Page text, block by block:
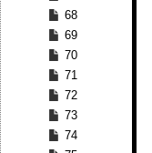
68
69
70
71
72
73
74